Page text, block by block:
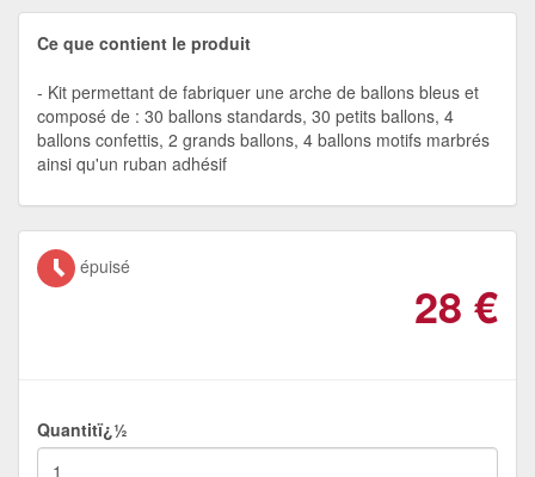
Ce que contient le produit
Kit permettant de fabriquer une arche de ballons bleus et
composé de : 30 ballons standards, 30 petits ballons, 4
ballons confettis, 2 grands ballons, 4 ballons motifs marbrés
ainsi qu'un ruban adhésif
épuisé
28 €
Quantitï¿½